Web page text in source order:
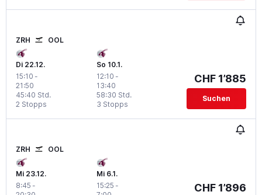
ZRH OOL
Di 22.12.
15:10 -
21:50
2 Stopps
45:40 Std.
So 10.1.
12:10 -
13:40
3 Stopps
58:30 Std.
CHF 1’885
Suchen
ZRH OOL
Mi 23.12.
8:45 -
Mi 6.1.
15:25 -
CHF 1’896